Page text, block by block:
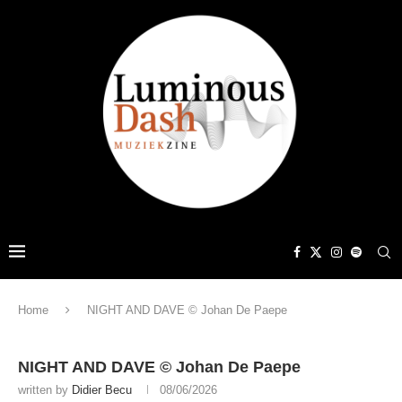
Home NIGHT AND DAVE © Johan De Paepe
NIGHT AND DAVE © Johan De Paepe
written by Didier Becu 08/06/2026